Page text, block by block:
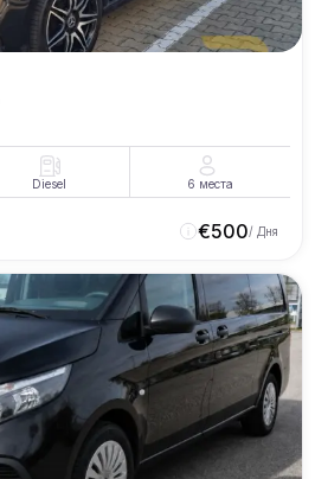
Diesel 6 места
€500/ Дня